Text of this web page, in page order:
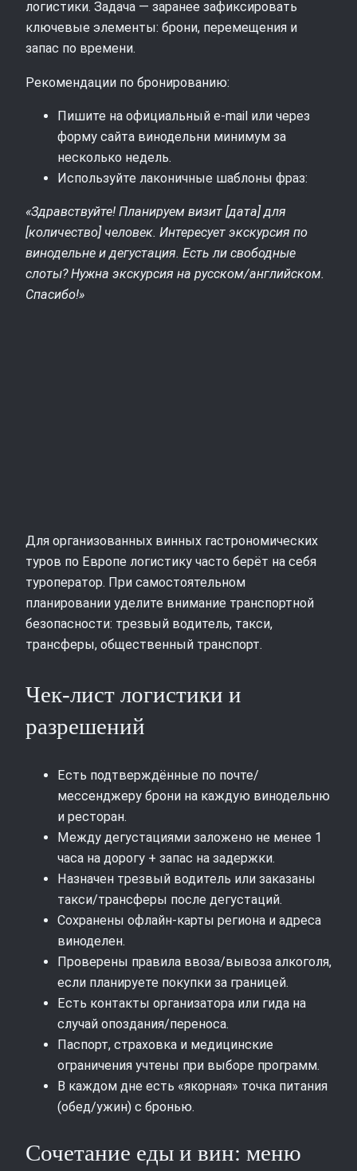
логистики. Задача — заранее зафиксировать
ключевые элементы: брони, перемещения и
запас по времени.
Рекомендации по бронированию:
Пишите на официальный e-mail или через
форму сайта винодельни минимум за
несколько недель.
Используйте лаконичные шаблоны фраз:
«Здравствуйте! Планируем визит [дата] для
[количество] человек. Интересует экскурсия по
винодельне и дегустация. Есть ли свободные
слоты? Нужна экскурсия на русском/английском.
Спасибо!»
Для организованных винных гастрономических
туров по Европе логистику часто берёт на себя
туроператор. При самостоятельном
планировании уделите внимание транспортной
безопасности: трезвый водитель, такси,
трансферы, общественный транспорт.
Чек-лист логистики и
разрешений
Есть подтверждённые по почте/
мессенджеру брони на каждую винодельню
и ресторан.
Между дегустациями заложено не менее 1
часа на дорогу + запас на задержки.
Назначен трезвый водитель или заказаны
такси/трансферы после дегустаций.
Сохранены офлайн-карты региона и адреса
виноделен.
Проверены правила ввоза/вывоза алкоголя,
если планируете покупки за границей.
Есть контакты организатора или гида на
случай опоздания/переноса.
Паспорт, страховка и медицинские
ограничения учтены при выборе программ.
В каждом дне есть «якорная» точка питания
(обед/ужин) с бронью.
Сочетание еды и вин: меню